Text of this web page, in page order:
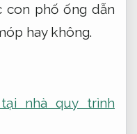
con phố ống dẫn
hay không.
nhà quy trình